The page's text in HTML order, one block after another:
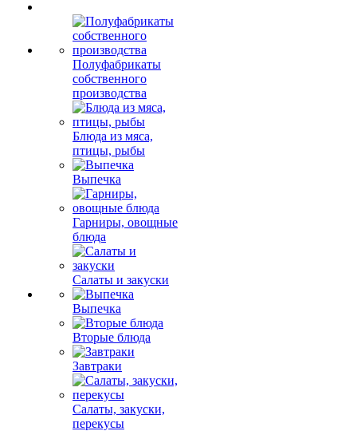
Полуфабрикаты
собственного
производства
Блюда из мяса,
птицы, рыбы
Выпечка
Гарниры, овощные
блюда
Салаты и закуски
Выпечка
Вторые блюда
Завтраки
Салаты, закуски,
перекусы